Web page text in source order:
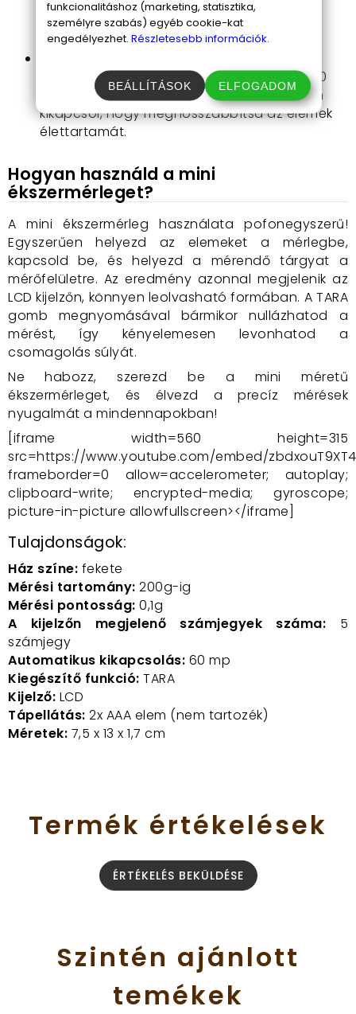
azonnal hozzáférhetsz a szükséges
információkhoz.
energiatakarékosság jegyében a mérleg 60
másodperc inaktivitás után automatikusan
kikapcsol, hogy meghosszabbítsa az elemek
élettartamát.
Hogyan használd a mini
ékszermérleget?
A mini ékszermérleg használata pofonegyszerű!
Egyszerűen helyezd az elemeket a mérlegbe,
kapcsold be, és helyezd a mérendő tárgyat a
mérőfelületre. Az eredmény azonnal megjelenik az
LCD kijelzőn, könnyen leolvasható formában. A TARA
gomb megnyomásával bármikor nullázhatod a
mérést, így kényelemesen levonhatod a
csomagolás súlyát.
Ne habozz, szerezd be a mini méretű
ékszermérleget, és élvezd a precíz mérések
nyugalmát a mindennapokban!
[iframe width=560 height=315
src=https://www.youtube.com/embed/zbdxouT9XT4
frameborder=0 allow=accelerometer; autoplay;
clipboard-write; encrypted-media; gyroscope;
picture-in-picture allowfullscreen></iframe]
Tulajdonságok:
Ház színe: fekete
Mérési tartomány: 200g-ig
Mérési pontosság: 0,1g
A kijelzőn megjelenő számjegyek száma: 5
számjegy
Automatikus kikapcsolás: 60 mp
Kiegészítő funkció: TARA
Kijelző: LCD
Tápellátás: 2x AAA elem (nem tartozék)
Méretek: 7,5 x 13 x 1,7 cm
Termék értékelések
ÉRTÉKELÉS BEKÜLDÉSE
Szintén ajánlott
temékek
funkcionalitáshoz (marketing, statisztika,
személyre szabás) egyéb cookie-kat
engedélyezhet. Részletesebb információk.
BEÁLLÍTÁSOK ELFOGADOM